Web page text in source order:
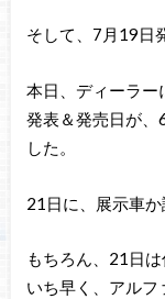
そして、7月19日
本日、ディーラー
発表＆発売日が、
した。
21日に、展示車か
もちろん、21日は
いち早く、アルフ